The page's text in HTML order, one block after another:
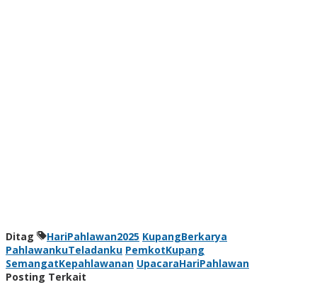
Ditag HariPahlawan2025 KupangBerkarya
PahlawankuTeladanku PemkotKupang
SemangatKepahlawanan UpacaraHariPahlawan
Posting Terkait